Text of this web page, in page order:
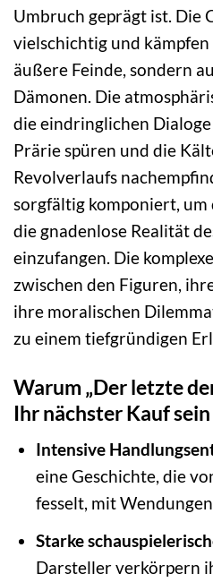
Umbruch geprägt ist. Die
vielschichtig und
äußere Feinde, sondern
Dämonen. Die
die eindringlichen
Prärie spüren und die
Revolverlaufs
sorgfältig komponiert, um
die gnadenlose Realität
einzufangen. Die
zwischen den Figuren,
ihre moralischen
zu einem tiefgründigen
Warum „Der letzte
Ihr nächster Kauf
Intensive
eine Geschichte, die
fesselt, mit
Starke
Darsteller verkörpern